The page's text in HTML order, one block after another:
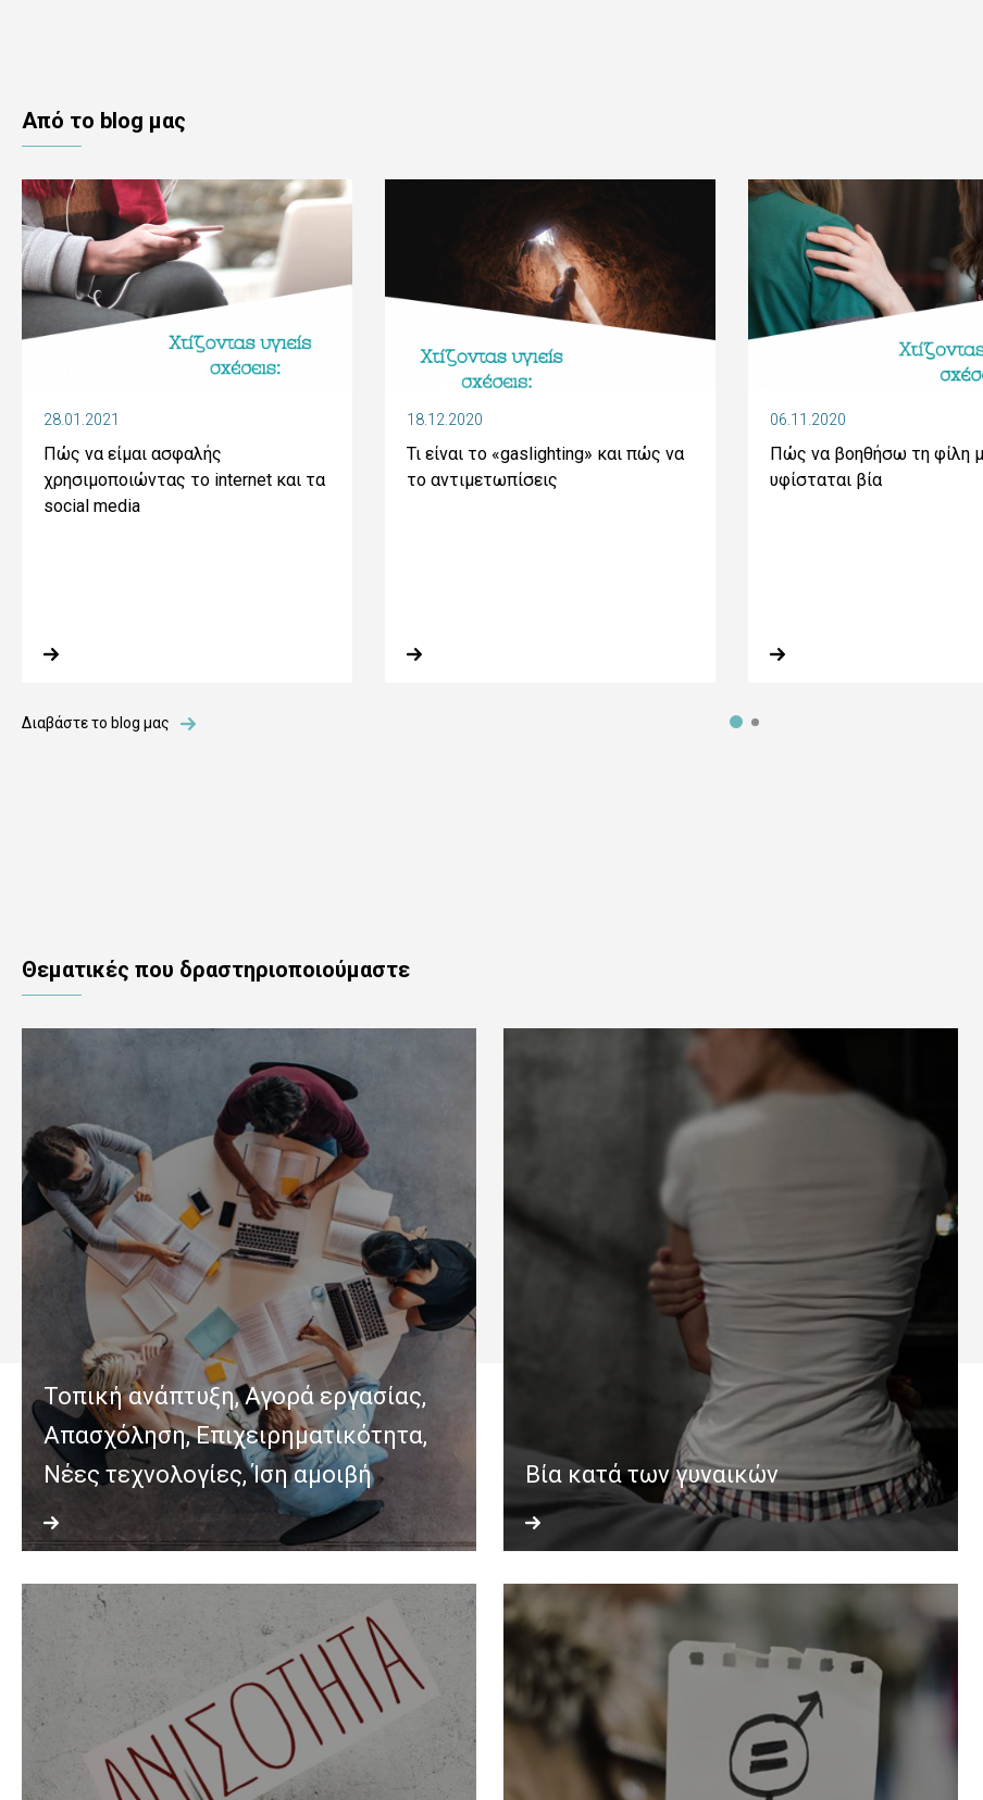
Aπό το blog μας
28.01.2021
Πώς να είμαι ασφαλής
χρησιμοποιώντας το internet και τα
social media
18.12.2020
Τι είναι το «gaslighting» και πώς να
το αντιμετωπίσεις
06.11.2020
Πώς να βοηθήσω τη φίλη
υφίσταται βία
Διαβάστε το blog μας
Θεματικές που δραστηριοποιούμαστε
Τοπική ανάπτυξη, Αγορά εργασίας,
Απασχόληση, Επιχειρηματικότητα,
Νέες τεχνολογίες, Ίση αμοιβή
Βία κατά των γυναικών